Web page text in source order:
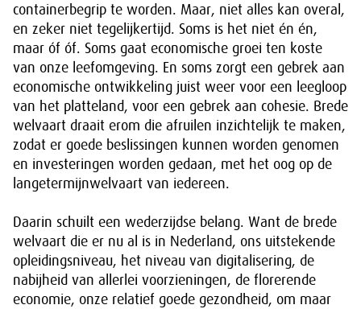
containerbegrip te worden. Maar, niet alles kan overal,
en zeker niet tegelijkertijd. Soms is het niet én én,
maar óf óf. Soms gaat economische groei ten koste
van onze leefomgeving. En soms zorgt een gebrek aan
economische ontwikkeling juist weer voor een leegloop
van het platteland, voor een gebrek aan cohesie. Brede
welvaart draait erom die afruilen inzichtelijk te maken,
zodat er goede beslissingen kunnen worden genomen
en investeringen worden gedaan, met het oog op de
langetermijnwelvaart van iedereen.
Daarin schuilt een wederzijdse belang. Want de brede
welvaart die er nu al is in Nederland, ons uitstekende
opleidingsniveau, het niveau van digitalisering, de
nabijheid van allerlei voorzieningen, de florerende
economie, onze relatief goede gezondheid, om maar